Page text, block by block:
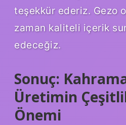
teşekkür ederiz. Gezo
zaman kaliteli içerik
edeceğiz.
Sonuç:
Üretimin
Önemi